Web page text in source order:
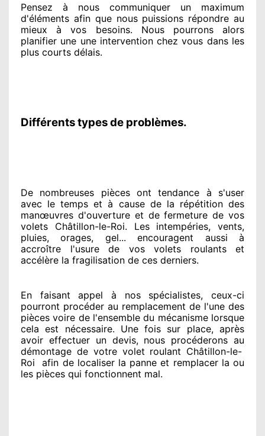
Pensez à nous communiquer un maximum
d'éléments afin que nous puissions répondre au
mieux à vos besoins. Nous pourrons alors
planifier une une intervention chez vous dans les
plus courts délais.
Différents types de problèmes.
De nombreuses pièces ont tendance à s'user
avec le temps et à causede la répétition des
manœuvres d'ouverture et de fermeture de vos
volets Châtillon-le-Roi. Les intempéries, vents,
pluies, orages, gel... encouragent aussi à
accroître l'usure de vos volets roulants et
accélère la fragilisation de ces derniers.
En faisant appel à nos spécialistes, ceux-ci
pourront procéder au remplacement de l'une des
pièces voire de l'ensemble du mécanisme lorsque
cela est nécessaire. Une fois sur place, après
avoir effectuerun devis, nous procéderons au
démontage de votre volet roulant Châtillon-le-
Roi
afin delocaliser la panne et remplacerla ou
les pièces qui fonctionnent mal.